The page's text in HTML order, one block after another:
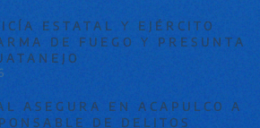
ESTATAL Y EJÉRCITO
DE FUEGO Y PRESUNTA
ASEGURA EN ACAPULCO A
DE DELITOS